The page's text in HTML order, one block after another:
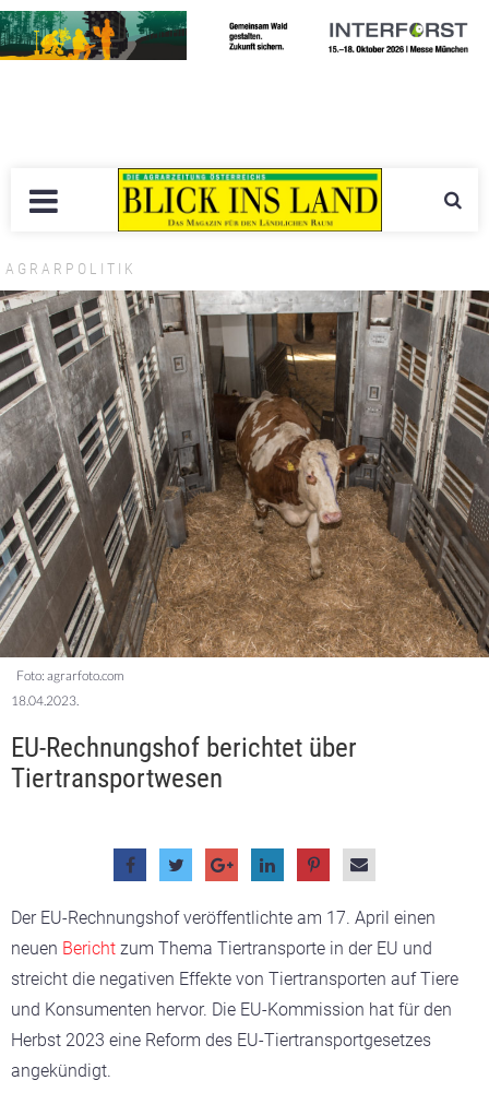
AGRARPOLITIK
Foto: agrarfoto.com
18.04.2023.
EU-Rechnungshof berichtet über
Tiertransportwesen
Der EU-Rechnungshof veröffentlichte am 17. April einen
neuen Bericht zum Thema Tiertransporte in der EU und
streicht die negativen Effekte von Tiertransporten auf Tiere
und Konsumenten hervor. Die EU-Kommission hat für den
Herbst 2023 eine Reform des EU-Tiertransportgesetzes
angekündigt.